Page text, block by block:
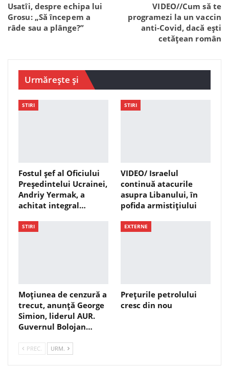
Usatîi, despre echipa lui
Grosu: „Să începem a
râde sau a plânge?”
VIDEO//Cum să te
programezi la un vaccin
anti-Covid, dacă ești
cetățean român
Urmărește și
STIRI
Fostul șef al Oficiului
Președintelui Ucrainei,
Andriy Yermak, a
achitat integral…
STIRI
VIDEO/ Israelul
continuă atacurile
asupra Libanului, în
pofida armistițiului
STIRI
Moțiunea de cenzură a
trecut, anunță George
Simion, liderul AUR.
Guvernul Bolojan…
EXTERNE
Prețurile petrolului
cresc din nou
PREC. URM.